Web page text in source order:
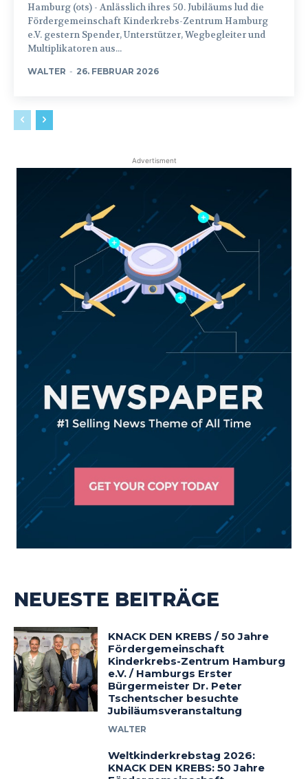
Hamburg (ots) - Anlässlich ihres 50. Jubiläums lud die
Fördergemeinschaft Kinderkrebs-Zentrum Hamburg
e.V. gestern Spender, Unterstützer, Wegbegleiter und
Multiplikatoren aus...
WALTER - 26. FEBRUAR 2026
Advertisment
NEUESTE BEITRÄGE
KNACK DEN KREBS / 50 Jahre
Fördergemeinschaft
Kinderkrebs-Zentrum Hamburg
e.V. / Hamburgs Erster
Bürgermeister Dr. Peter
Tschentscher besuchte
Jubiläumsveranstaltung
WALTER
Weltkinderkrebstag 2026:
KNACK DEN KREBS: 50 Jahre